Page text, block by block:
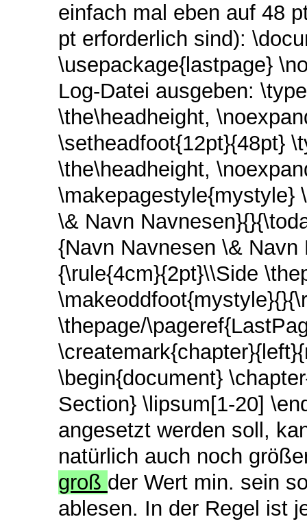
einfach mal eben auf 48
pt erforderlich sind):
\usepackage{lastpage}
Log-Datei ausgeben:
\the\headheight,
\setheadfoot{12pt}{48pt}
\the\headheight,
\makepagestyle{mystyle}
\& Navn
{Navn Navnesen \&
{\rule{4cm}{2pt}\\Side
\thepage/
\begin{document}
Section} \lipsum[1-20]
angesetzt werden soll,
natürlich auch noch
groß der Wert min. sein
ablesen. In der Regel ist